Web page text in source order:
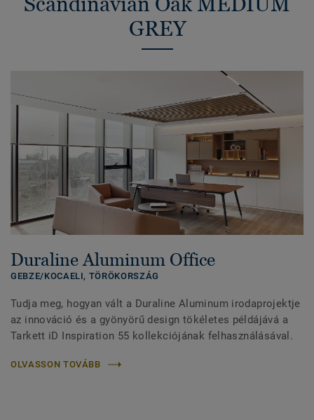
GREY
Duraline Aluminum Office
GEBZE/KOCAELI, TÖRÖKORSZÁG
Tudja meg, hogyan vált a Duraline Aluminum irodaprojektje
az innováció és a gyönyörű design tökéletes példájává a
Tarkett iD Inspiration 55 kollekciójának felhasználásával.
OLVASSON TOVÁBB